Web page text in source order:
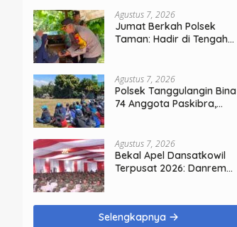
Agustus 7, 2026
Jumat Berkah Polsek
Taman: Hadir di Tengah
Kamtibmas
Agustus 7, 2026
Polsek Tanggulangin Bina
74 Anggota Paskibra,
Agustus 7, 2026
Bekal Apel Dansatkowil
Terpusat 2026: Danrem
Selengkapnya